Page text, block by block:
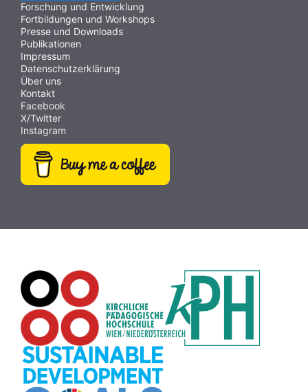
Forschung und Entwicklung
Fortbildungen und Workshops
Presse und Downloads
Publikationen
Impressum
Datenschutzerklärung
Über uns
Kontakt
Facebook
X/Twitter
Instagram